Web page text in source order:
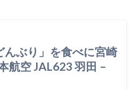
んぶり」を食べに宮崎
航空 JAL623 羽田 –